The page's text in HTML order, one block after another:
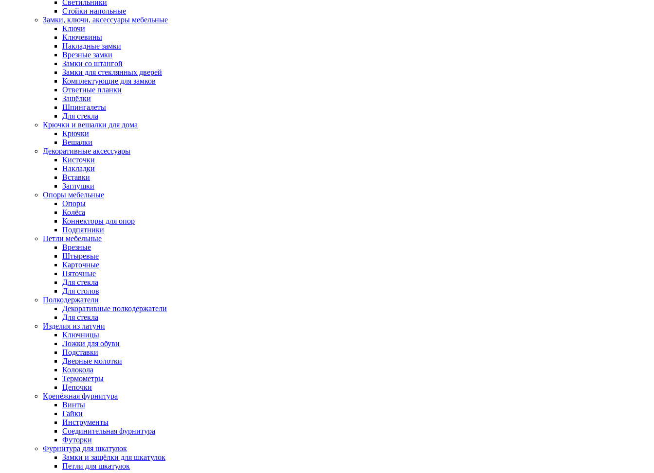
Светильники
Стойки напольные
Замки, ключи, аксессуары мебельные
Ключи
Ключевины
Накладные замки
Врезные замки
Замки со штангой
Замки для стеклянных дверей
Комплектующие для замков
Ответные планки
Защёлки
Шпингалеты
Для стекла
Крючки и вешалки для дома
Крючки
Вешалки
Декоративные аксессуары
Кисточки
Накладки
Вставки
Заглушки
Опоры мебельные
Опоры
Колёса
Коннекторы для опор
Подпятники
Петли мебельные
Врезные
Штыревые
Карточные
Пяточные
Для стекла
Для столов
Полкодержатели
Декоративные полкодержатели
Для стекла
Изделия из латуни
Ключницы
Ложки для обуви
Подставки
Дверные молотки
Колокола
Термометры
Цепочки
Крепёжная фурнитура
Винты
Гайки
Инструменты
Соединительная фурнитура
Футорки
Фурнитура для шкатулок
Замки и защёлки для шкатулок
Петли для шкатулок